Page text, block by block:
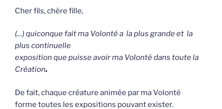
Cher fils, chère fille,
(…) quiconque fait ma Volonté a la plus grande et la
plus continuelle
exposition que puisse avoir ma Volonté dans toute la
Création.
De fait, chaque créature animée par ma Volonté
forme toutes les expositions pouvant exister.